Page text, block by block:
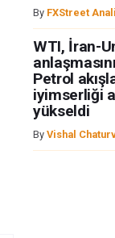
By FXStreet
WTI, İran-
Petrol
iyimserliği
yükseldi
By Vishal